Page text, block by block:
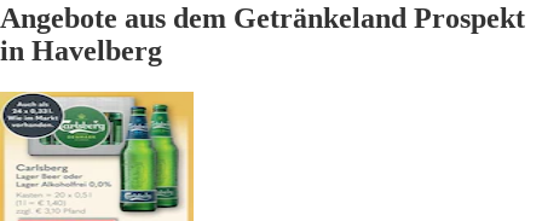
Angebote aus dem Getränkeland Prospekt
in Havelberg